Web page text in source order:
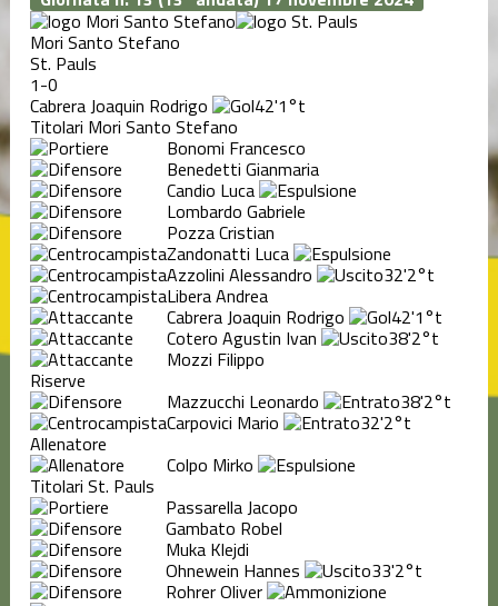
Mori Santo Stefano
St. Pauls
1-0
Cabrera Joaquin Rodrigo 42'1°t
Titolari Mori Santo Stefano
Bonomi Francesco
Benedetti Gianmaria
Candio Luca
Lombardo Gabriele
Pozza Cristian
Zandonatti Luca
Azzolini Alessandro 32'2°t
Libera Andrea
Cabrera Joaquin Rodrigo 42'1°t
Cotero Agustin Ivan 38'2°t
Mozzi Filippo
Riserve
Mazzucchi Leonardo 38'2°t
Carpovici Mario 32'2°t
Allenatore
Colpo Mirko
Titolari St. Pauls
Passarella Jacopo
Gambato Robel
Muka Klejdi
Ohnewein Hannes 33'2°t
Rohrer Oliver